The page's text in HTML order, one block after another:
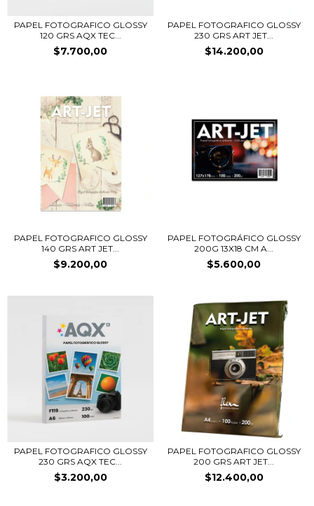
PAPEL FOTOGRAFICO GLOSSY
120 GRS AQX TEC...
$7.700,00
PAPEL FOTOGRAFICO GLOSSY
230 GRS ART JET...
$14.200,00
PAPEL FOTOGRAFICO GLOSSY
140 GRS ART JET...
$9.200,00
PAPEL FOTOGRÁFICO GLOSSY
200G 13X18 CM A...
$5.600,00
PAPEL FOTOGRAFICO GLOSSY
230 GRS AQX TEC...
$3.200,00
PAPEL FOTOGRAFICO GLOSSY
200 GRS ART JET...
$12.400,00